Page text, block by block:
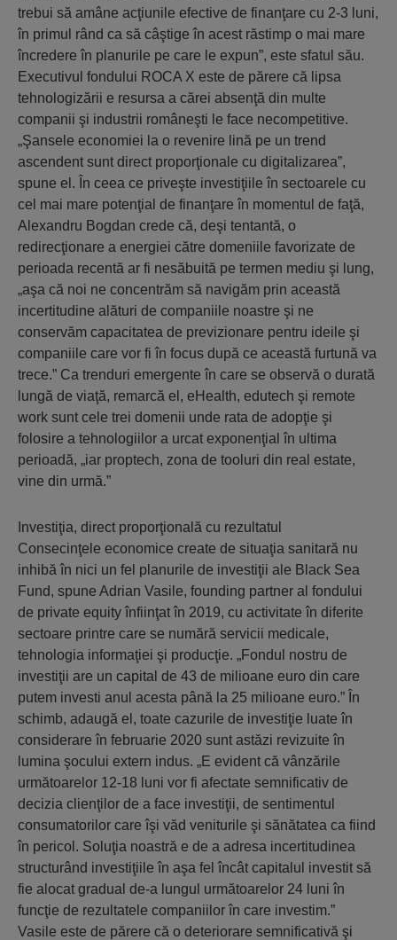
trebui să amâne acţiunile efective de finanţare cu 2-3 luni,
în primul rând ca să câştige în acest răstimp o mai mare
încredere în planurile pe care le expun”, este sfatul său.
Executivul fondului ROCA X este de părere că lipsa
tehnologizării e resursa a cărei absenţă din multe
companii şi industrii româneşti le face necompetitive.
„Şansele economiei la o revenire lină pe un trend
ascendent sunt direct proporţionale cu digitalizarea”,
spune el. În ceea ce priveşte investiţiile în sectoarele cu
cel mai mare potenţial de finanţare în momentul de faţă,
Alexandru Bogdan crede că, deşi tentantă, o
redirecţionare a energiei către domeniile favorizate de
perioada recentă ar fi nesăbuită pe termen mediu şi lung,
„aşa că noi ne concentrăm să navigăm prin această
incertitudine alături de companiile noastre şi ne
conservăm capacitatea de previzionare pentru ideile şi
companiile care vor fi în focus după ce această furtună va
trece.” Ca trenduri emergente în care se observă o durată
lungă de viaţă, remarcă el, eHealth, edutech şi remote
work sunt cele trei domenii unde rata de adopţie şi
folosire a tehnologiilor a urcat exponenţial în ultima
perioadă, „iar proptech, zona de tooluri din real estate,
vine din urmă.”
Investiţia, direct proporţională cu rezultatul
Consecinţele economice create de situaţia sanitară nu
inhibă în nici un fel planurile de investiţii ale Black Sea
Fund, spune Adrian Vasile, founding partner al fondului
de private equity înfiinţat în 2019, cu activitate în diferite
sectoare printre care se numără servicii medicale,
tehnologia informaţiei şi producţie. „Fondul nostru de
investiţii are un capital de 43 de milioane euro din care
putem investi anul acesta până la 25 milioane euro.” În
schimb, adaugă el, toate cazurile de investiţie luate în
considerare în februarie 2020 sunt astăzi revizuite în
lumina şocului extern indus. „E evident că vânzările
următoarelor 12-18 luni vor fi afectate semnificativ de
decizia clienţilor de a face investiţii, de sentimentul
consumatorilor care îşi văd veniturile şi sănătatea ca fiind
în pericol. Soluţia noastră e de a adresa incertitudinea
structurând investiţiile în aşa fel încât capitalul investit să
fie alocat gradual de-a lungul următoarelor 24 luni în
funcţie de rezultatele companiilor în care investim.”
Vasile este de părere că o deteriorare semnificativă şi